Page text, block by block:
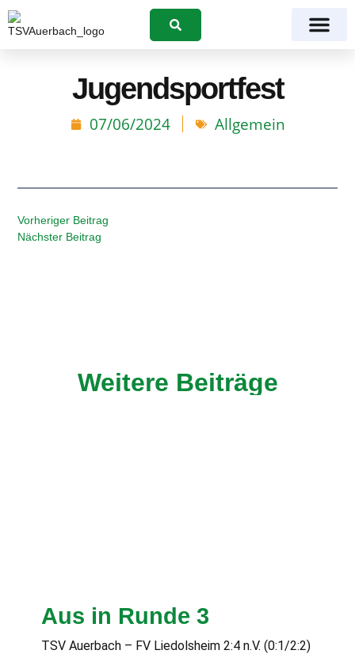
Suchen
Jugendsportfest
07/06/2024 Allgemein
Vorheriger Beitrag
Nächster Beitrag
Weitere Beiträge
Aus in Runde 3
TSV Auerbach – FV Liedolsheim 2:4 n.V. (0:1/2:2)